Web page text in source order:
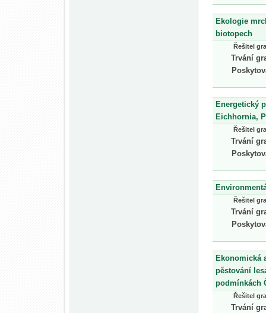
Ekologie
biotopech
Řešitel
Trvání
Energetický
Eichhornia,
Řešitel
Trvání
Řešitel
Trvání
Ekonomická
pěstování
podmínkách
Řešitel
Trvání